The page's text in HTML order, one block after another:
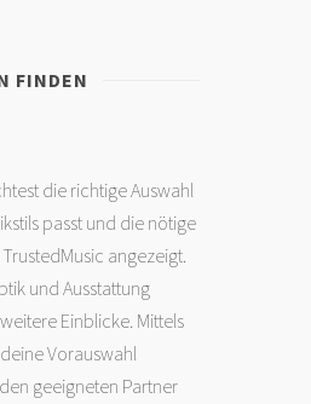
FINDEN
die richtige Auswahl
passt und die nötige
angezeigt.
und Ausstattung
Einblicke. Mittels
Vorauswahl
geeigneten Partner